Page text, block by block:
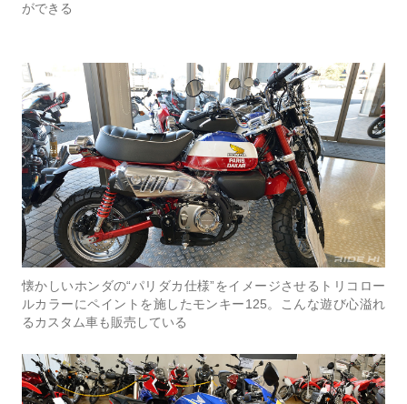
ができる
懐かしいホンダの“パリダカ仕様”をイメージさせるトリコロー
ルカラーにペイントを施したモンキー125。こんな遊び心溢れ
るカスタム車も販売している